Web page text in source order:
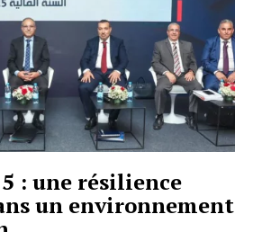
: une résilience
un environnement